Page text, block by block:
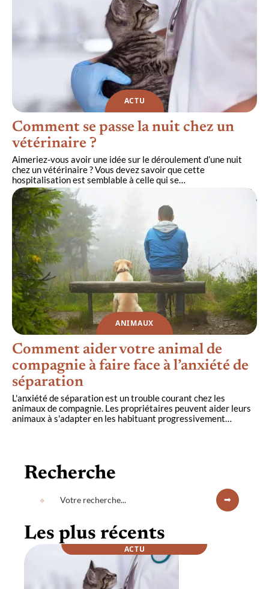
ACTU
Comment se passe la nuit chez un
vétérinaire ?
Aimeriez-vous avoir une idée sur le déroulement d’une nuit
chez un vétérinaire ? Vous devez savoir que cette
hospitalisation est semblable à celle qui se…
ANIMAUX
Comment aider votre animal de
compagnie à faire face à l’anxiété de
séparation
L'anxiété de séparation est un trouble courant chez les
animaux de compagnie. Les propriétaires peuvent aider leurs
animaux à s'adapter en les habituant progressivement…
Recherche
Les plus récents
ACTU